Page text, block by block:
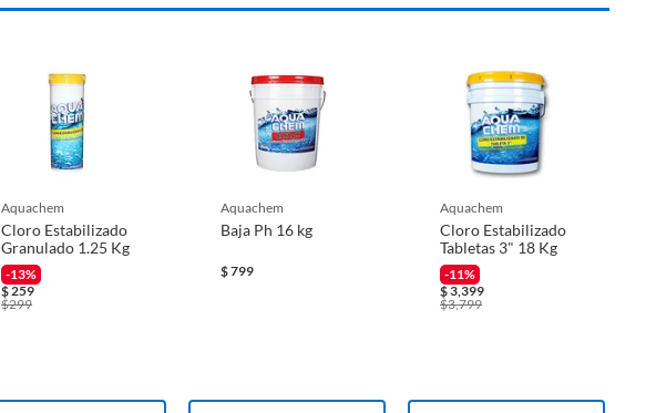
aquachem
Cloro Estabilizado
Granulado 1.25 Kg
-13%
$259
$299
aquachem
Baja Ph 16 kg
$799
aquachem
Cloro Estabilizado
Tabletas 3" 18 Kg
-11%
$3,399
$3,799